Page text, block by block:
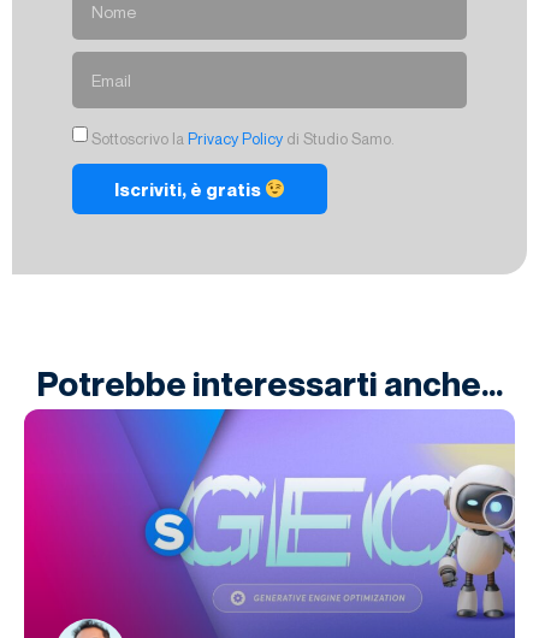
Sottoscrivo la Privacy Policy di Studio Samo.
Iscriviti, è gratis
Potrebbe interessarti anche...